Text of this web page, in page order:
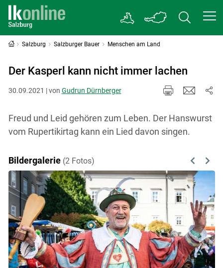
Salzburg Salzburger Bauer Menschen am Land
Der Kasperl kann nicht immer lachen
30.09.2021 | von Gudrun Dürnberger
Freud und Leid gehören zum Leben. Der Hanswurst
vom Rupertikirtag kann ein Lied davon singen.
Bildergalerie (2 Fotos) Previous
Next